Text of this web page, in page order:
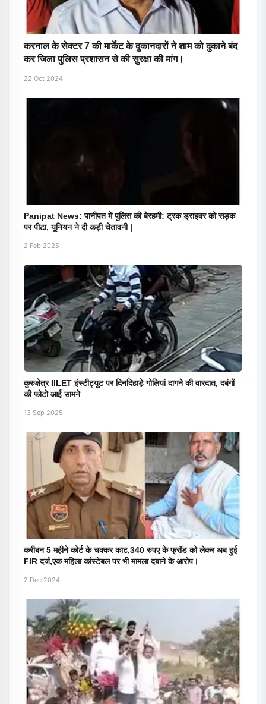
करनाल के सेक्टर 7 की मार्केट के दुकानदारों ने शाम को दुकाने बंद
कर जिला पुलिस प्रशासन से की सुरक्षा की मांग।
22 Oct 2024
Panipat News: पानीपत में पुलिस की बेरहमी: ट्रक ड्राइवर को सड़क
पर पीटा, यूनियन ने दी कड़ी चेतावनी |
2 Feb 2025
कुरुक्षेत्र IILET इंस्टीट्यूट पर दिनदिहाड़े गोलियां दागने की वारदात, दबंगों
की फोटो आई सामने
13 Sep 2025
करीबन 5 महीने कोर्ट के चक्कर काट,340 रुपए के फ्रॉड को लेकर अब हुई
FIR दर्ज,एक महिला कांस्टेबल पर भी मामला दबाने के आरोप।
2 Dec 2024